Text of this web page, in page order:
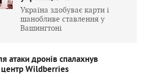
Україна здобуває карти і
шанобливе ставлення у
Вашингтоні
атаки дронів спалахнув
центр Wildberries